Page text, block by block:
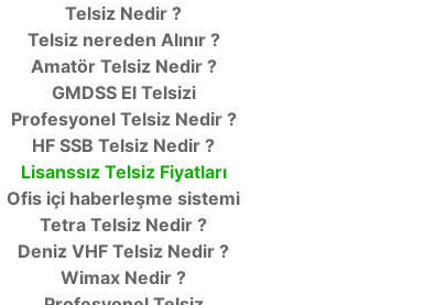
Telsiz Nedir ?
Telsiz nereden Alınır ?
Amatör Telsiz Nedir ?
GMDSS El Telsizi
Profesyonel Telsiz Nedir ?
HF SSB Telsiz Nedir ?
Lisanssız Telsiz Fiyatları
Ofis içi haberleşme sistemi
Tetra Telsiz Nedir ?
Deniz VHF Telsiz Nedir ?
Wimax Nedir ?